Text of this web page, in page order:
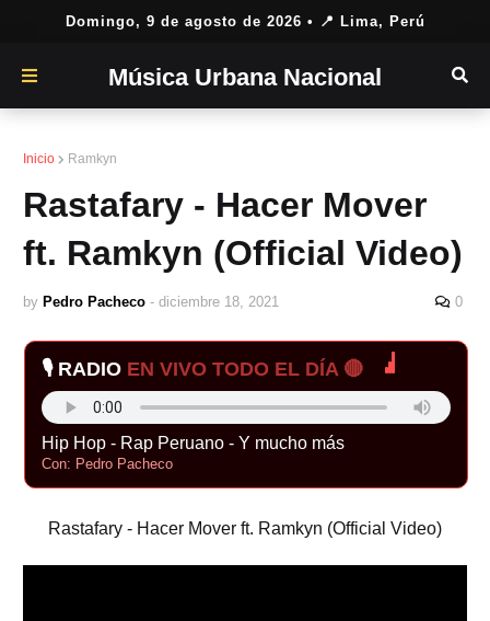
Domingo, 9 de agosto de 2026 • 📍 Lima, Perú
Música Urbana Nacional
Inicio Ramkyn
Rastafary - Hacer Mover
ft. Ramkyn (Official Video)
by Pedro Pacheco - diciembre 18, 2021 0
🎙️ RADIO EN VIVO TODO EL DÍA 🔴
Hip Hop - Rap Peruano - Y mucho más
Con: Pedro Pacheco
Rastafary - Hacer Mover ft. Ramkyn (Official Video)